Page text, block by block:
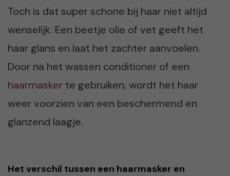
Toch is dat super schone bij haar niet altijd
wenselijk. Een beetje olie of vet geeft het
haar glans en laat het zachter aanvoelen.
Door na het wassen conditioner of een
haarmasker te gebruiken, wordt het haar
weer voorzien van een beschermend en
glanzend laagje.
Het verschil tussen een haarmasker en